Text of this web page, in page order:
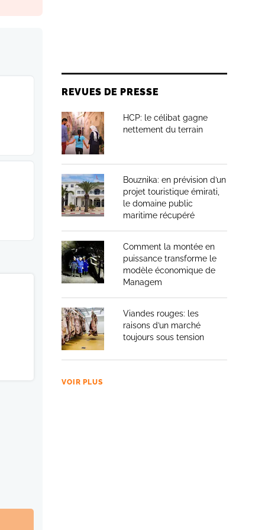
REVUES DE PRESSE
HCP: le célibat gagne
nettement du terrain
Bouznika: en prévision d’un
projet touristique émirati,
le domaine public
maritime récupéré
Comment la montée en
puissance transforme le
modèle économique de
Managem
Viandes rouges: les
raisons d’un marché
toujours sous tension
VOIR PLUS